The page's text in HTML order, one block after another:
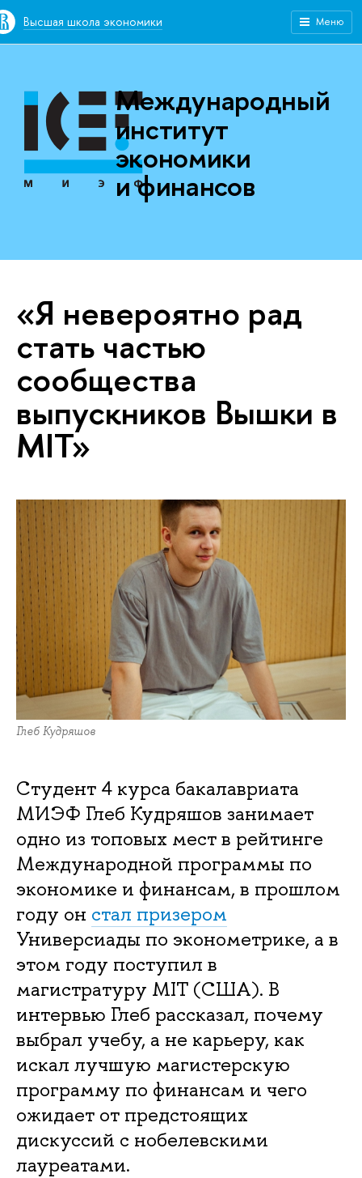
Высшая школа экономики Меню
Международный
институт
экономики
и финансов
«Я невероятно рад
стать частью
сообщества
выпускников Вышки в
MIT»
Глеб Кудряшов
Студент 4 курса бакалавриата
МИЭФ Глеб Кудряшов занимает
одно из топовых мест в рейтинге
Международной программы по
экономике и финансам, в прошлом
году он стал призером
Универсиады по эконометрике, а в
этом году поступил в
магистратуру MIT (США). В
интервью Глеб рассказал, почему
выбрал учебу, а не карьеру, как
искал лучшую магистерскую
программу по финансам и чего
ожидает от предстоящих
дискуссий с нобелевскими
лауреатами.